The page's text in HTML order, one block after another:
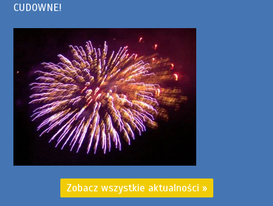
CUDOWNE!
Zobacz wszystkie aktualności »